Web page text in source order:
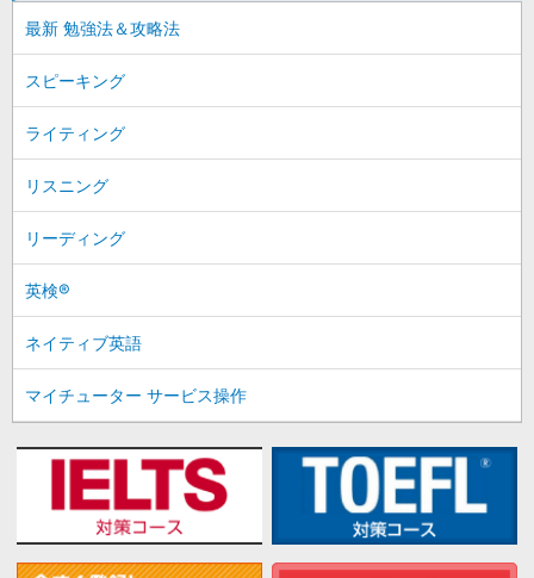
最新 勉強法＆攻略法
スピーキング
ライティング
リスニング
リーディング
英検®
ネイティブ英語
マイチューター サービス操作